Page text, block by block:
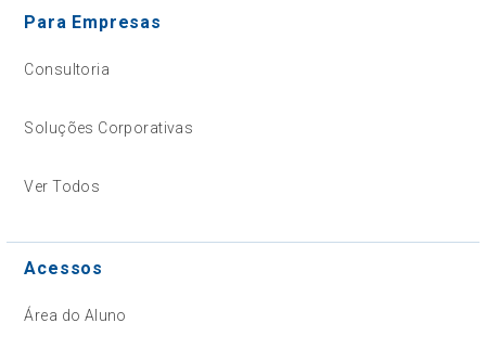
Para Empresas
Consultoria
Soluções Corporativas
Ver Todos
Acessos
Área do Aluno